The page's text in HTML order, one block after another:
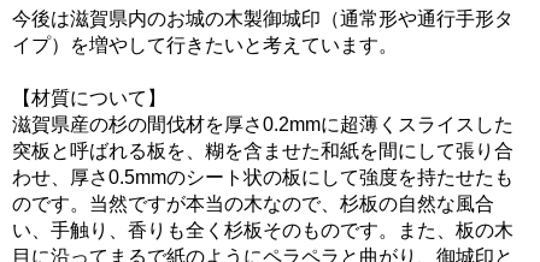
今後は滋賀県内のお城の木製御城印（通常形や通行手形タ
イプ）を増やして行きたいと考えています。
【材質について】
滋賀県産の杉の間伐材を厚さ0.2mmに超薄くスライスした
突板と呼ばれる板を、糊を含ませた和紙を間にして張り合
わせ、厚さ0.5mmのシート状の板にして強度を持たせたも
のです。当然ですが本当の木なので、杉板の自然な風合
い、手触り、香りも全く杉板そのものです。また、板の木
目に沿ってまるで紙のようにペラペラと曲がり、御城印と